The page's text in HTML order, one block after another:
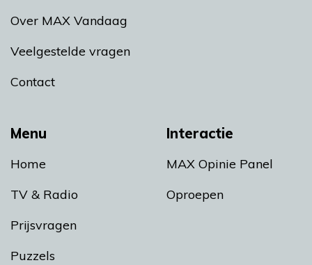
Menu
Home
TV & Radio
Prijsvragen
Puzzels
Interactie
MAX Opinie Panel
Oproepen
Over MAX Vandaag
Veelgestelde vragen
Contact